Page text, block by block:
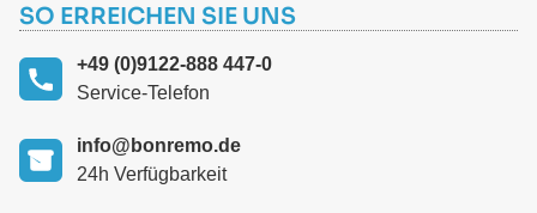
SO ERREICHEN SIE UNS
+49 (0)9122-888 447-0
Service-Telefon
info@bonremo.de
24h Verfügbarkeit